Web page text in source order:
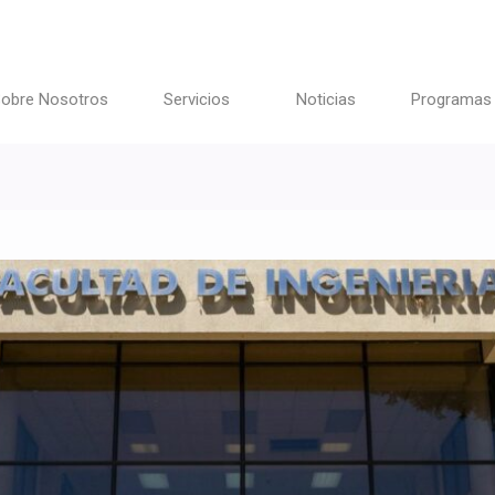
Nosotros Servicios Noticias